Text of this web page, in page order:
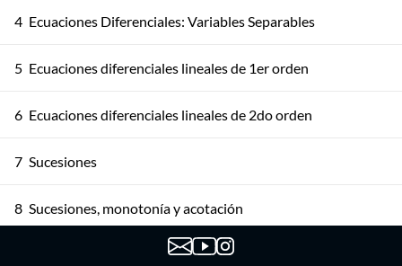
4 Ecuaciones Diferenciales: Variables Separables
5 Ecuaciones diferenciales lineales de 1er orden
6 Ecuaciones diferenciales lineales de 2do orden
7 Sucesiones
8 Sucesiones, monotonía y acotación
Sucesiones, Propiedades y PSMC